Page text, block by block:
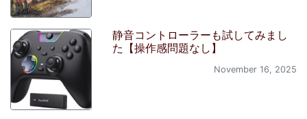
静音コントローラーも試してみまし
た【操作感問題なし】
November 16, 2025